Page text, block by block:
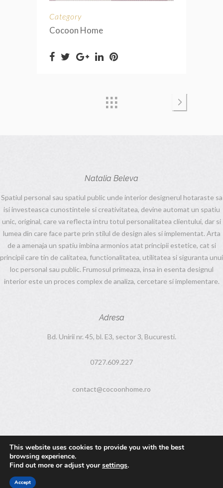
Category
Cocoon Home
Natalia Beleva
Spatiul personal sau spatiul public unde interior designerul hotaraste sa
isi investeasca cunostintele si creativitatea, devine automat un spatiu
unic, original, care va reflecta intru totul personalitatea clientului, dar si
lumea din care face parte prin stilul de design ales si implementat. Arta
de a amenaja un spatiu imbina armonios atat principii estetice, cat si
principii care tin de calitatea, functionalitatea, utilitatea si siguranta unui
loc personal sau public. Frumosul primeaza, insa in esenta designul
interior este un proces complex de analiza, cercetare si implementare.
Adresa
Bd. Unirii nr. 45, bl. E3, sector 3, Bucuresti.
0727.609.227
contact@cocoonhome.ro
CocoonHome © 2016 - 2018
This website uses cookies to provide you with the best
browsing experience.
Find out more or adjust yoursettings.
Accept